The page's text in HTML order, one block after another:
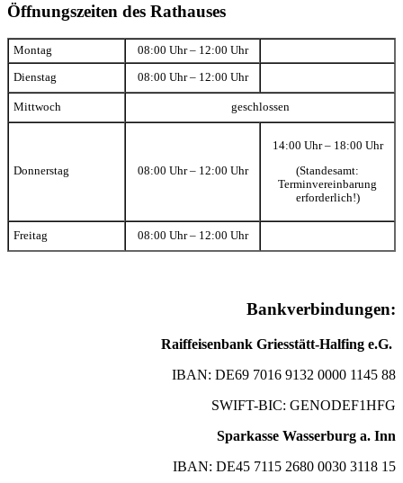
Öffnungszeiten des Rathauses
Montag 08:00 Uhr – 12:00 Uhr
Dienstag 08:00 Uhr – 12:00 Uhr
Mittwoch geschlossen
Donnerstag 08:00 Uhr – 12:00 Uhr
14:00 Uhr – 18:00 Uhr
(Standesamt:
Terminvereinbarung
erforderlich!)
Freitag 08:00 Uhr – 12:00 Uhr
Bankverbindungen:
Raiffeisenbank Griesstätt-Halfing e.G.
IBAN: DE69 7016 9132 0000 1145 88
SWIFT-BIC: GENODEF1HFG
Sparkasse Wasserburg a. Inn
IBAN: DE45 7115 2680 0030 3118 15